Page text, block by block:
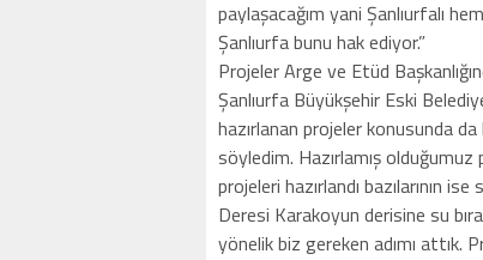
paylaşacağım yani Şanlıurfalı
Şanlıurfa bunu hak ediyor.”
Projeler Arge ve Etüd
Şanlıurfa Büyükşehir Eski
hazırlanan projeler konusunda
söyledim. Hazırlamış olduğumuz
projeleri hazırlandı bazılarının
Deresi Karakoyun derisine su
yönelik biz gereken adımı attık.